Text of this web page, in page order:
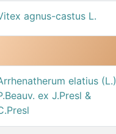
agnus-castus L.
elatius (L.)
ex J.Presl &